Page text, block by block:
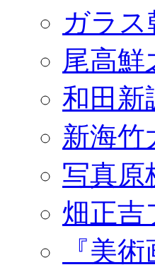
ガラス
尾高鮮
和田新
新海竹
写真原
畑正吉
『美